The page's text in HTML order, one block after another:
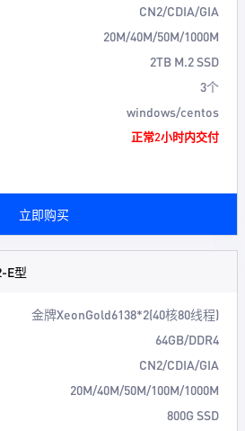
CN2/CDIA/GIA
20M/40M/50M/1000M
2TB M.2 SSD
3个
windows/centos
正常2小时内交付
立即购买
E型
金牌XeonGold6138*2(40核80线程)
64GB/DDR4
CN2/CDIA/GIA
20M/40M/50M/100M/1000M
800G SSD